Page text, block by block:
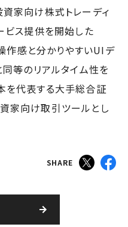
家向け株式トレーディ
ビス提供を開始した
作感と分かりやすいUIデ
同等のリアルタイム性を
を代表する大手総合証
家向け取引ツールとし
SHARE